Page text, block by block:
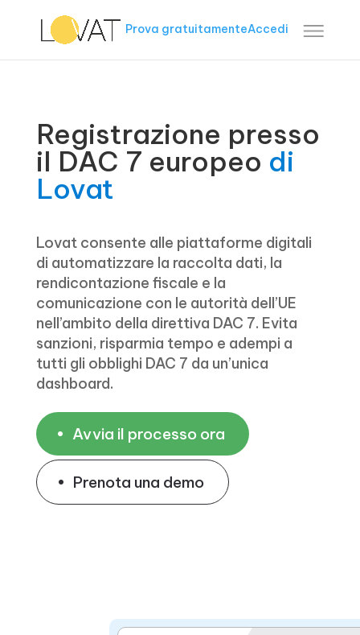
Prova gratuitamenteAccedi
Registrazione presso
il DAC 7 europeo di
Lovat
Lovat consente alle piattaforme digitali
di automatizzare la raccolta dati, la
rendicontazione fiscale e la
comunicazione con le autorità dell’UE
nell’ambito della direttiva DAC 7. Evita
sanzioni, risparmia tempo e adempi a
tutti gli obblighi DAC 7 da un’unica
dashboard.
Avvia il processo ora
Prenota una demo